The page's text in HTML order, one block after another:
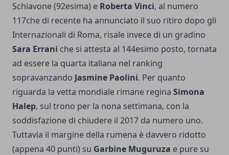
Schiavone (92esima) e Roberta Vinci, al numero
117che di recente ha annunciato il suo ritiro dopo gli
Internazionali di Roma, risale invece di un gradino
Sara Errani che si attesta al 144esimo posto, tornata
ad essere la quarta italiana nel ranking
sopravanzando Jasmine Paolini. Per quanto
riguarda la vetta mondiale rimane regina Simona
Halep, sul trono per la nona settimana, con la
soddisfazione di chiudere il 2017 da numero uno.
Tuttavia il margine della rumena è davvero ridotto
(appena 40 punti) su Garbine Muguruza e pure su